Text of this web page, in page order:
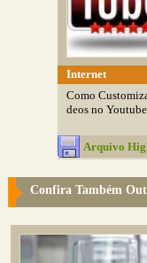
Internet
Como
deos no Youtube
Arquivo
Confira Também